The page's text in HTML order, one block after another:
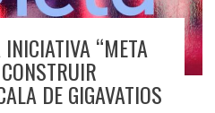
“META
DE GIGAVATIOS